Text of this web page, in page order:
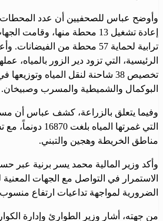
إعادة تشغيل 13 محطة منها،
ترابية لحماية 57 محطة من
الرئيسية، التي تزود دير الزور بالمياه،
تخصيص 38 شاحنة لنقل المياه
البوكمال والشميطية والمسرب وصبيخان.
وفيما يتعلق بالزراعة، كشف عباس أن
التي غمرتها المياه
مناطق الخريطة وهجين والتبني.
وأكد وزير المالية محمد يسر برنية عبر
الاستمرار في التواصل مع الجهات المعنية
الضرورية لمواجهة تداعيات ارتفاع
من جهته، أشار وزير الطوارئ وإدارة